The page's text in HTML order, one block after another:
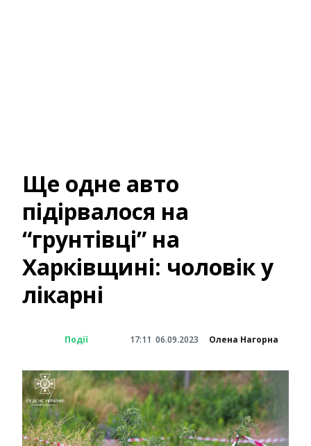
Ще одне авто
підірвалося на
“грунтівці” на
Харківщині: чоловік у
лікарні
Події 17:11 06.09.2023 Олена Нагорна